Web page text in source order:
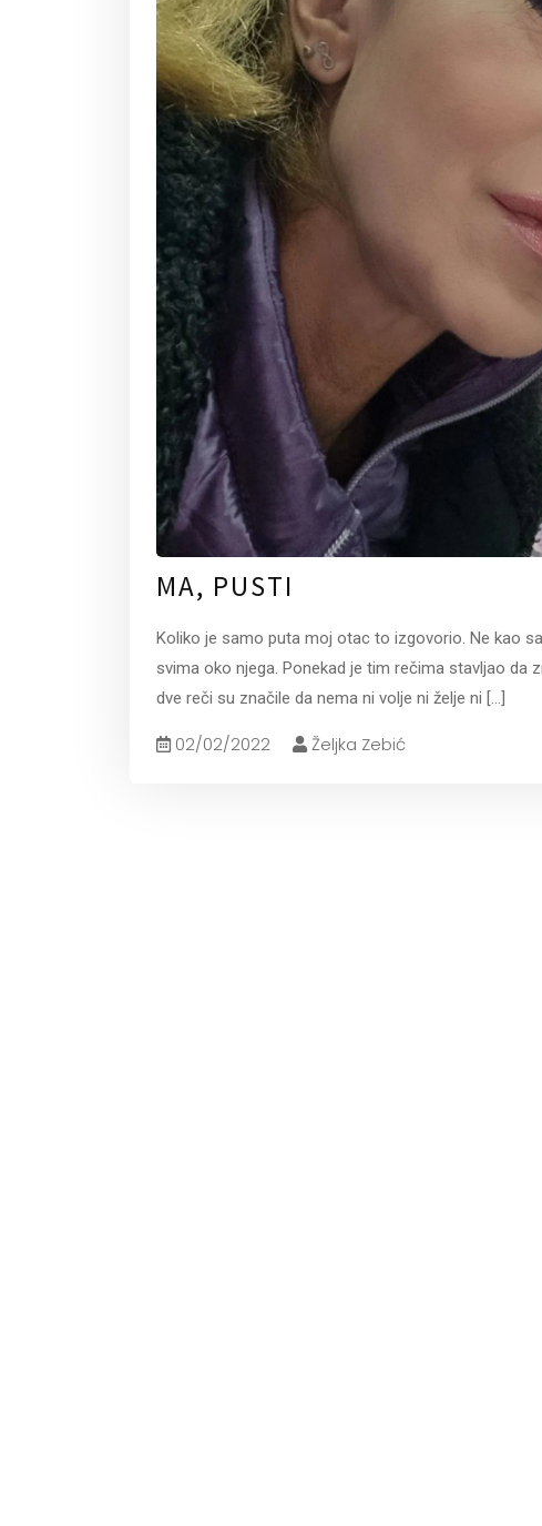
MA, PUSTI
Koliko je samo puta moj otac to izgovorio. Ne kao
svima oko njega. Ponekad je tim rečima stavljao da
dve reči su značile da nema ni volje ni želje ni [...]
02/02/2022 Željka Zebić